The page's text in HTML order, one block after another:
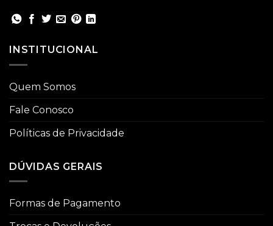
INSTITUCIONAL
Quem Somos
Fale Conosco
Políticas de Privacidade
DÚVIDAS GERAIS
Formas de Pagamento